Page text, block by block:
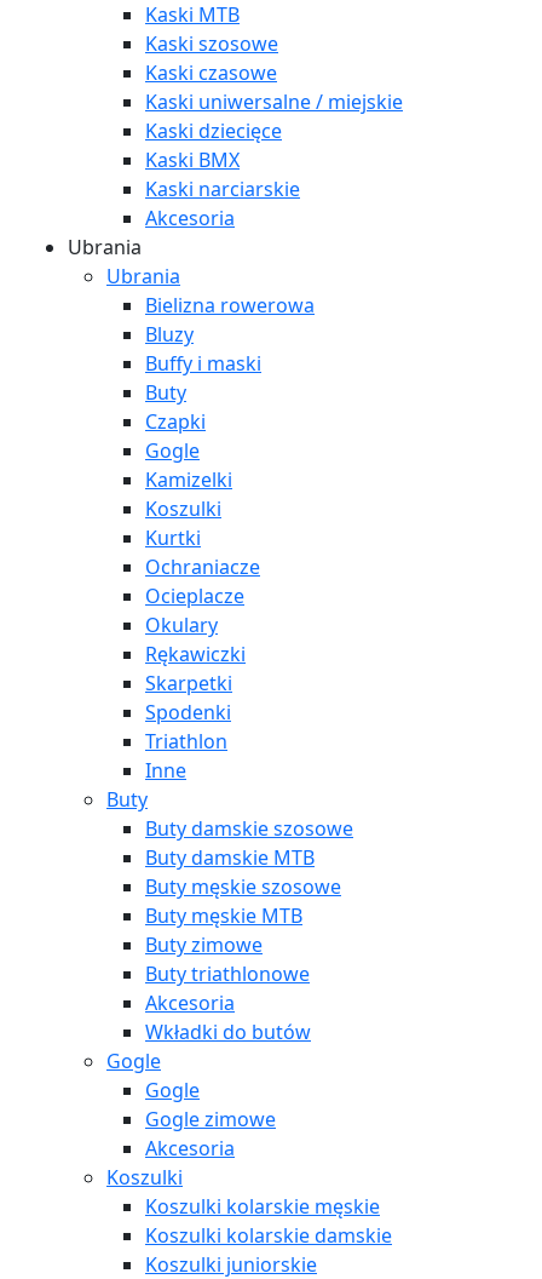
Kaski MTB
Kaski szosowe
Kaski czasowe
Kaski uniwersalne / miejskie
Kaski dziecięce
Kaski BMX
Kaski narciarskie
Akcesoria
Ubrania
Ubrania
Bielizna rowerowa
Bluzy
Buffy i maski
Buty
Czapki
Gogle
Kamizelki
Koszulki
Kurtki
Ochraniacze
Ocieplacze
Okulary
Rękawiczki
Skarpetki
Spodenki
Triathlon
Inne
Buty
Buty damskie szosowe
Buty damskie MTB
Buty męskie szosowe
Buty męskie MTB
Buty zimowe
Buty triathlonowe
Akcesoria
Wkładki do butów
Gogle
Gogle
Gogle zimowe
Akcesoria
Koszulki
Koszulki kolarskie męskie
Koszulki kolarskie damskie
Koszulki juniorskie